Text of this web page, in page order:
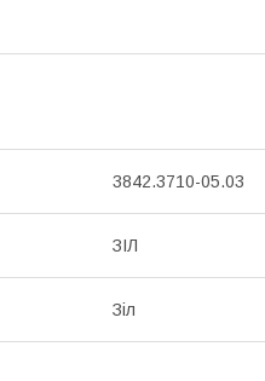
3842.3710-05.03
ЗІЛ
Зіл